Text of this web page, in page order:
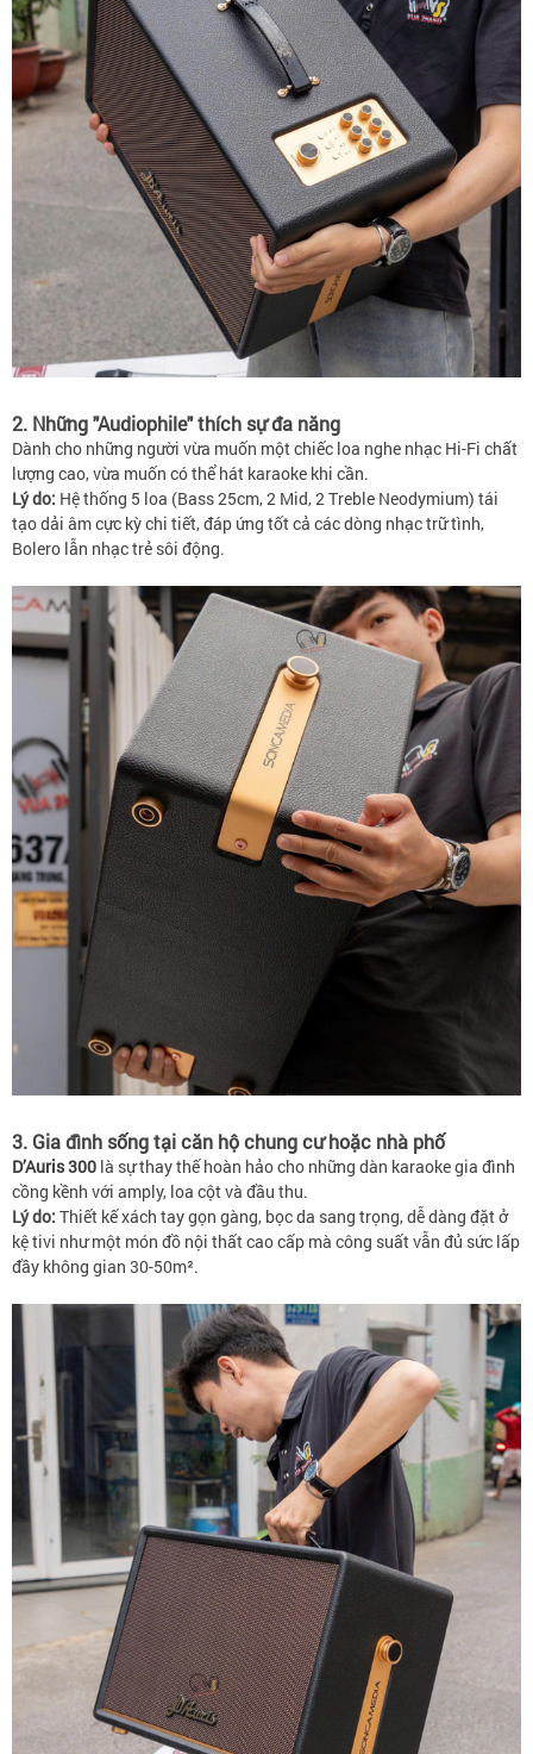
2. Những "Audiophile" thích sự đa năng
Dành cho những người vừa muốn một chiếc loa nghe nhạc Hi-Fi chất
lượng cao, vừa muốn có thể hát karaoke khi cần.
Lý do: Hệ thống 5 loa (Bass 25cm, 2 Mid, 2 Treble Neodymium) tái
tạo dải âm cực kỳ chi tiết, đáp ứng tốt cả các dòng nhạc trữ tình,
Bolero lẫn nhạc trẻ sôi động.
3. Gia đình sống tại căn hộ chung cư hoặc nhà phố
D’Auris 300 là sự thay thế hoàn hảo cho những dàn karaoke gia đình
cồng kềnh với amply, loa cột và đầu thu.
Lý do: Thiết kế xách tay gọn gàng, bọc da sang trọng, dễ dàng đặt ở
kệ tivi như một món đồ nội thất cao cấp mà công suất vẫn đủ sức lấp
đầy không gian 30-50m².